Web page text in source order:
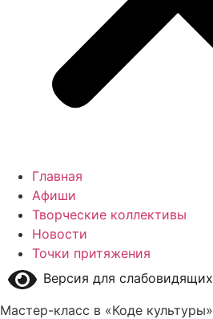
Главная
Афиши
Творческие коллективы
Новости
Точки притяжения
Версия для слабовидящих
Мастер-класс в «Коде культуры»